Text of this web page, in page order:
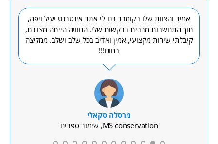
אמיר והצוות שלו בקומבר בנו לי אתר אינטרנט יעיל ויפה,
תוך התחשבות מרבית בבקשות שלי. החוויה הייתה מצוינת,
קיבלתי שירות מקצועי, אמין ואדיב בכל שלב ושלב. ממליצה
בחום!!!
מרסלה סקאלי
MS conservation, שימור ספרים